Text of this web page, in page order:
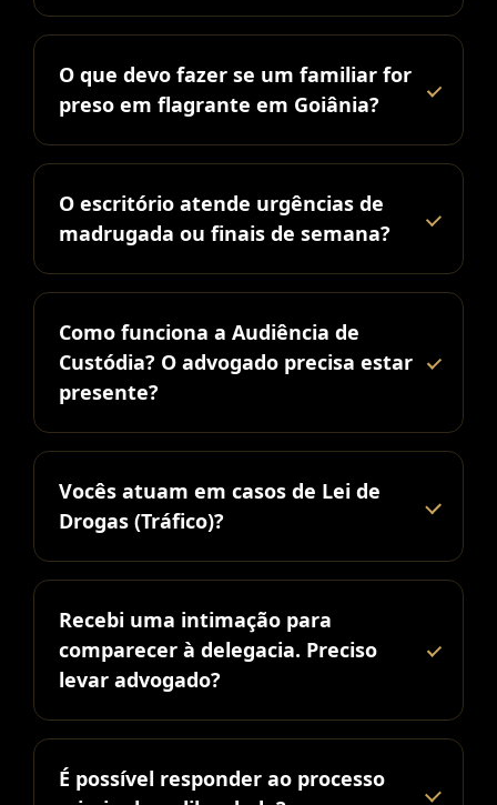
O que devo fazer se um familiar for
preso em flagrante em Goiânia?
O escritório atende urgências de
madrugada ou finais de semana?
Como funciona a Audiência de
Custódia? O advogado precisa estar
presente?
Vocês atuam em casos de Lei de
Drogas (Tráfico)?
Recebi uma intimação para
comparecer à delegacia. Preciso
levar advogado?
É possível responder ao processo